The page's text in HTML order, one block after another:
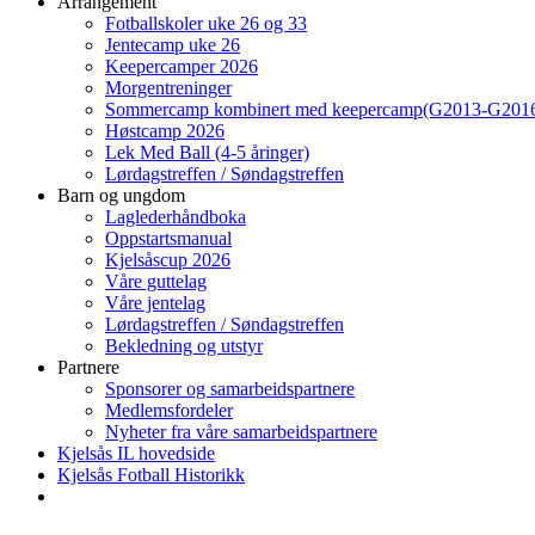
Fotballskoler uke 26 og 33
Jentecamp uke 26
Keepercamper 2026
Morgentreninger
Sommercamp kombinert med keepercamp(G2013-
Høstcamp 2026
Lek Med Ball (4-5 åringer)
Lørdagstreffen / Søndagstreffen
Barn og ungdom
Laglederhåndboka
Oppstartsmanual
Kjelsåscup 2026
Våre guttelag
Våre jentelag
Lørdagstreffen / Søndagstreffen
Bekledning og utstyr
Partnere
Sponsorer og samarbeidspartnere
Medlemsfordeler
Nyheter fra våre samarbeidspartnere
Kjelsås IL hovedside
Kjelsås Fotball Historikk